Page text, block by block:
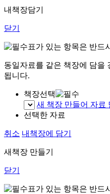
내책장담기
닫기
표가 있는 항목은 반드
동일자료를 같은 책장에 담을
됩니다.
책장선택
새 책장 만들어 자료
선택한 자료
취소 내책장에 담기
새책장 만들기
닫기
표가 있는 항목은 반드